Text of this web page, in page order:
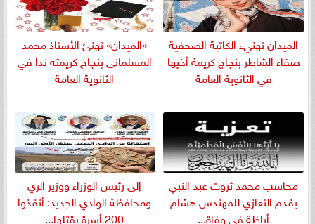
الميدان تهنيء الكاتبة الصحفية
صفاء الشاطر بنجاج كريمة أخيها
في الثانوية العامة
«الميدان» تهنئ الأستاذ محمد
المسلمانى بنجاح كريمته ندا في
الثانوية العامة
​محاسب محمد ثروت عبد النبي
يقدم التعازي للمهندس هشام
أباظة في وفاة...
إلى رئيس الوزراء ووزير الري
ومحافظة الوادي الجديد: أنقذوا
200 أسرة يقتلها...